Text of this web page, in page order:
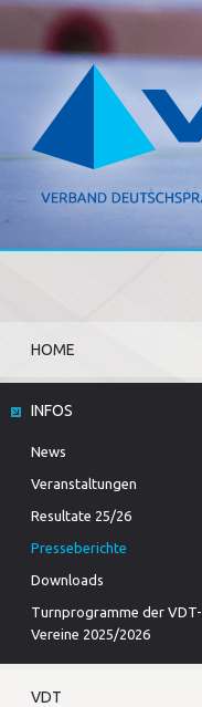
HOME
INFOS
News
Veranstaltungen
Resultate 25/26
Presseberichte
Downloads
Turnprogramme der VDT-
Vereine 2025/2026
VDT